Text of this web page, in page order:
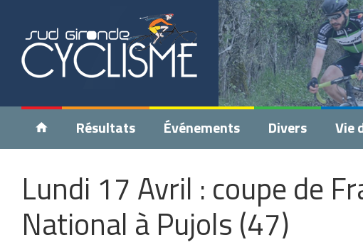
Résultats Événements Divers Vie
Lundi 17 Avril : coupe de
National à Pujols (47)